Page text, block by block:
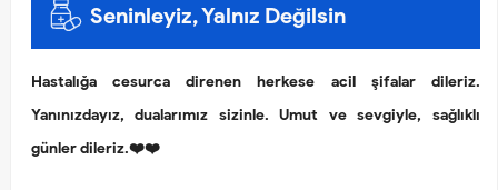
Seninleyiz, Yalnız Değilsin
Hastalığa cesurca direnen herkese acil şifalar dileriz.
Yanınızdayız, dualarımız sizinle. Umut ve sevgiyle, sağlıklı
günler dileriz.❤️❤️